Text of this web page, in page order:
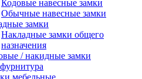
Кодовые навесные замки
Обычные навесные замки
замки
Накладные замки общего
назначения
/ накидные замки